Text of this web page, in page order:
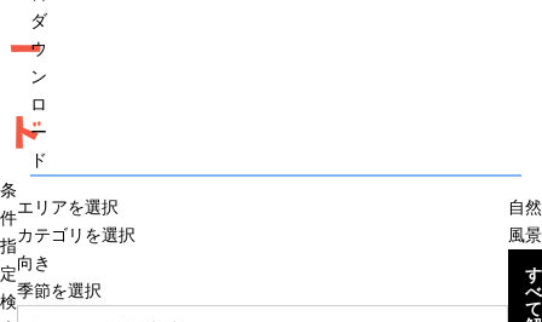
ー
ド
ダ
ウ
ン
ロ
ー
ド
条
件
指
定
検
エリアを選択
カテゴリを選択
向き
季節を選択
自
風景
す
べ
て